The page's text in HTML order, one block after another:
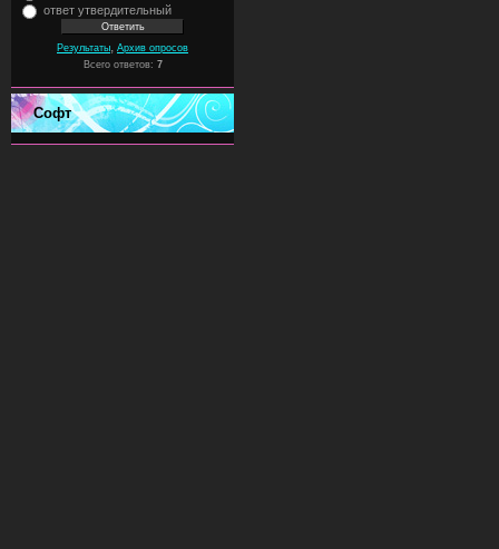
ответ утвердительный
Результаты Архив опросов
Всего ответов: 7
Софт